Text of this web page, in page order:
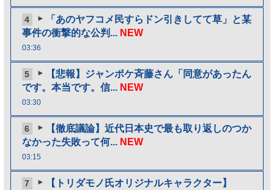
4
「あのヤフコメ民すらドン引きしてて草」と某
事件の衝撃的な公判... NEW
03:36
5
【悲報】ジャンポケ斉藤さん「同意があったん
です。本当です。信... NEW
03:30
6
【徹底議論】近代日本史で最も取り返しのつか
なかった失敗って何... NEW
03:15
7
【トリダモノ氏オリジナルキャラクター】